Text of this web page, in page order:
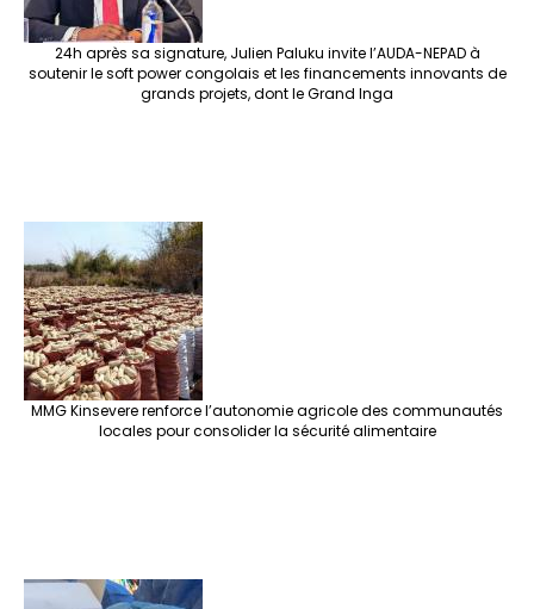
24h après sa signature, Julien Paluku invite l’AUDA-NEPAD à
soutenir le soft power congolais et les financements innovants de
grands projets, dont le Grand Inga
MMG Kinsevere renforce l’autonomie agricole des communautés
locales pour consolider la sécurité alimentaire